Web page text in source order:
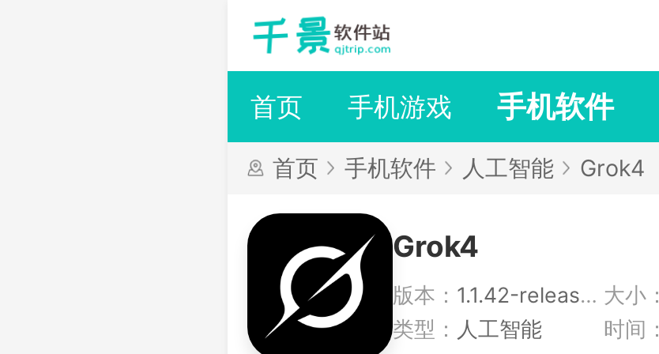
首页 手机游戏 手机软件
首页 手机软件 人工智能 Grok4
Grok4
版本： 1.1.42-release.00 大小：
类型： 人工智能 时间：